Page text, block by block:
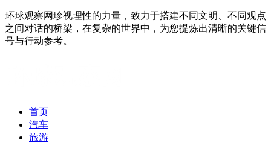
环球观察网珍视理性的力量，致力于搭建不同文明、不同观点
之间对话的桥梁，在复杂的世界中，为您提炼出清晰的关键信
号与行动参考。
首页
汽车
旅游